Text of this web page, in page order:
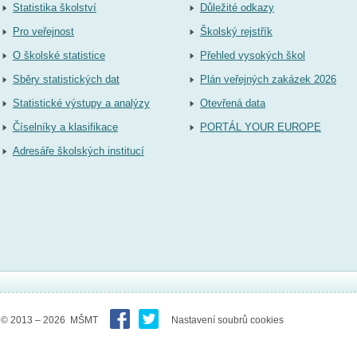
Statistika školství
Pro veřejnost
O školské statistice
Sběry statistických dat
Statistické výstupy a analýzy
Číselníky a klasifikace
Adresáře školských institucí
Důležité odkazy
Školský rejstřík
Přehled vysokých škol
Plán veřejných zakázek 2026
Otevřená data
PORTÁL YOUR EUROPE
© 2013 – 2026 MŠMT Nastavení soubrů cookies